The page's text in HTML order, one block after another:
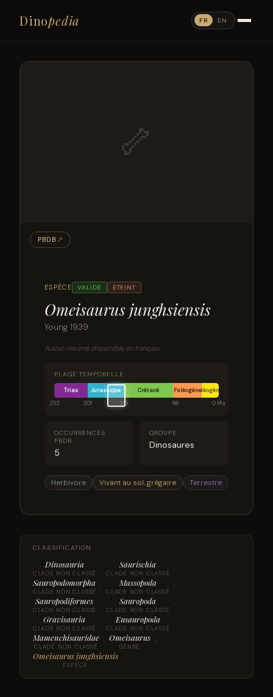
Dinopedia FR EN
ESPÈCE VALIDE ÉTEINT
Omeisaurus junghsiensis
Young 1939
Aucun résumé disponible en français.
PLAGE TEMPORELLE
Trias Jurassique Crétacé PaléogèneNéogène
252
201 145 66 0 Ma
OCCURRENCES
PBDB
5
GROUPE
Dinosaures
Herbivore Vivant au sol, grégaire Terrestre
🦴
PBDB ↗
CLASSIFICATION
Dinosauria
CLADE NON CLASSÉ › Saurischia
CLADE NON CLASSÉ ›
Sauropodomorpha
CLADE NON CLASSÉ › Massopoda
CLADE NON CLASSÉ ›
Sauropodiformes
CLADE NON CLASSÉ › Sauropoda
CLADE NON CLASSÉ ›
Gravisauria
CLADE NON CLASSÉ › Eusauropoda
CLADE NON CLASSÉ ›
Mamenchisauridae
CLADE NON CLASSÉ › Omeisaurus
GENRE ›
Omeisaurus junghsiensis
ESPÈCE